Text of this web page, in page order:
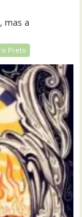
mas a
Preto